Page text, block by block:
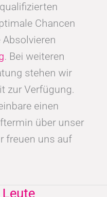
Chancen
. Bei weiteren
stehen wir
zur Verfügung.
einen
über unser
freuen uns auf